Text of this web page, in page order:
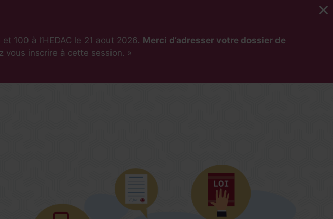
100 à l’HEDAC le 21 aout 2026. Merci d’adresser votre dossier de
vous inscrire à cette session. »